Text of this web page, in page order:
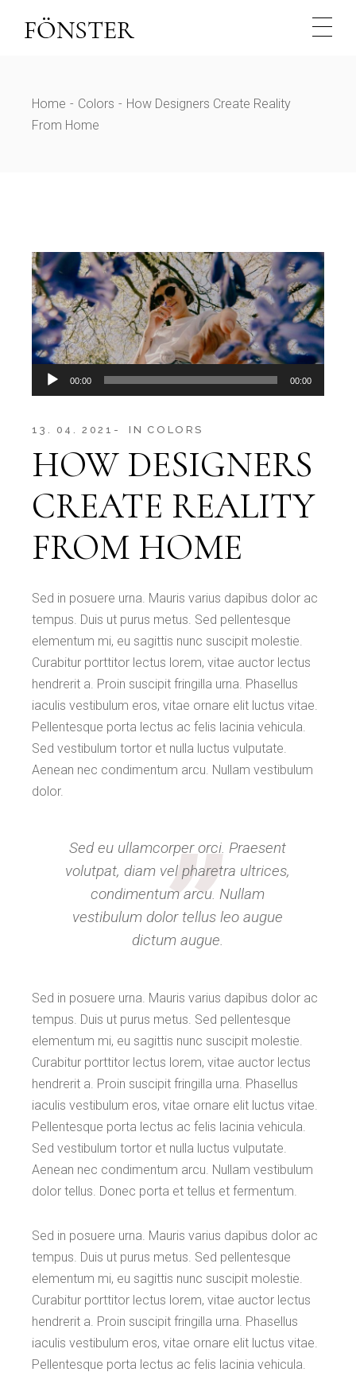
Home Colors
How Designers Create Reality
From Home
Audio
Player
00:00 00:00
13. 04. 2021 IN COLORS
HOW DESIGNERS
CREATE REALITY
FROM HOME
Sed in posuere urna. Mauris varius dapibus dolor ac
tempus. Duis ut purus metus. Sed pellentesque
elementum mi, eu sagittis nunc suscipit molestie.
Curabitur porttitor lectus lorem, vitae auctor lectus
hendrerit a. Proin suscipit fringilla urna. Phasellus
iaculis vestibulum eros, vitae ornare elit luctus vitae.
Pellentesque porta lectus ac felis lacinia vehicula.
Sed vestibulum tortor et nulla luctus vulputate.
Aenean nec condimentum arcu. Nullam vestibulum
dolor.
Sed eu ullamcorper orci. Praesent
volutpat, diam vel pharetra ultrices,
condimentum arcu. Nullam
vestibulum dolor tellus leo augue
dictum augue.
Sed in posuere urna. Mauris varius dapibus dolor ac
tempus. Duis ut purus metus. Sed pellentesque
elementum mi, eu sagittis nunc suscipit molestie.
Curabitur porttitor lectus lorem, vitae auctor lectus
hendrerit a. Proin suscipit fringilla urna. Phasellus
iaculis vestibulum eros, vitae ornare elit luctus vitae.
Pellentesque porta lectus ac felis lacinia vehicula.
Sed vestibulum tortor et nulla luctus vulputate.
Aenean nec condimentum arcu. Nullam vestibulum
dolor tellus. Donec porta et tellus et fermentum.
Sed in posuere urna. Mauris varius dapibus dolor ac
tempus. Duis ut purus metus. Sed pellentesque
elementum mi, eu sagittis nunc suscipit molestie.
Curabitur porttitor lectus lorem, vitae auctor lectus
hendrerit a. Proin suscipit fringilla urna. Phasellus
iaculis vestibulum eros, vitae ornare elit luctus vitae.
Pellentesque porta lectus ac felis lacinia vehicula.